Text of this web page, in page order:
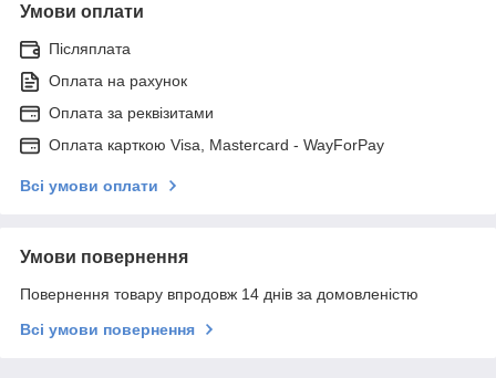
Умови оплати
Післяплата
Оплата на рахунок
Оплата за реквізитами
Оплата карткою Visa, Mastercard - WayForPay
Всі умови оплати
Умови повернення
Повернення товару впродовж 14 днів за домовленістю
Всі умови повернення